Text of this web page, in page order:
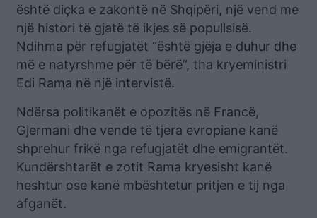
është diçka e zakontë në Shqipëri, një vend me
një histori të gjatë të ikjes së popullsisë.
Ndihma për refugjatët “është gjëja e duhur dhe
më e natyrshme për të bërë”, tha kryeministri
Edi Rama në një intervistë.
Ndërsa politikanët e opozitës në Francë,
Gjermani dhe vende të tjera evropiane kanë
shprehur frikë nga refugjatët dhe emigrantët.
Kundërshtarët e zotit Rama kryesisht kanë
heshtur ose kanë mbështetur pritjen e tij nga
afganët.